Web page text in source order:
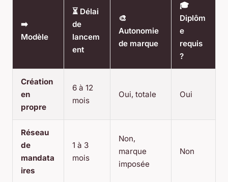
➡️
Modèle
⏳ Délai
de
lancem
ent
🎨
Autonomie
de marque
🎓
Diplôm
e
requis
?
Création
en
propre
6 à 12
mois
Oui, totale Oui
Réseau
de
mandata
ires
1 à 3
mois
Non,
marque
imposée
Non